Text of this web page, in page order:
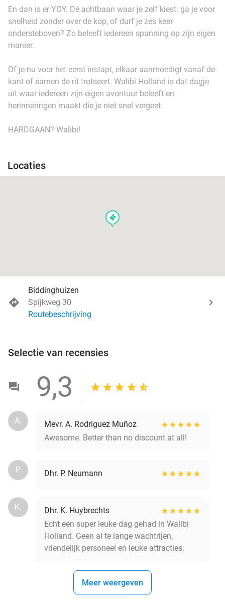
En dan is er YOY. Dé achtbaan waar je zelf kiest: ga je voor
snelheid zonder over de kop, of durf je zes keer
ondersteboven? Zo beleeft iedereen spanning op zijn eigen
manier.
Of je nu voor het eerst instapt, elkaar aanmoedigt vanaf de
kant of samen de rit trotseert. Walibi Holland is dat dagje
uit waar iedereen zijn eigen avontuur beleeft en
herinneringen maakt die je niet snel vergeet.
HARDGAAN? Walibi!
Locaties
events
Biddinghuizen
Spijkweg 30
Routebeschrijving
Selectie van recensies
9,3
A.
Mevr. A. Rodriguez Muñoz
Awesome. Better than no discount at all!
P. Dhr. P. Neumann
K.
Dhr. K. Huybrechts
Echt een super leuke dag gehad in Walibi
Holland. Geen al te lange wachtrijen,
vriendelijk personeel en leuke attracties.
Meer weergeven